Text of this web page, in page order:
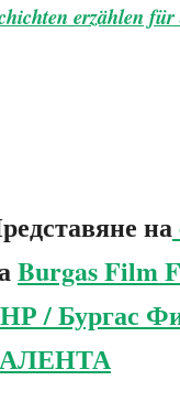
erzählen
на
Burgas Film
/ Бургас